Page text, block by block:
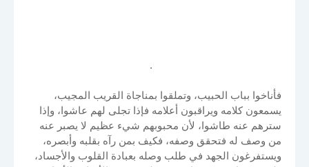
.
فأناخوا بباب الحبيب، وتملقوا بمناجاة القريب المجيب،
يسمعون كلامه ويراقبون أعلامه فإذا تجلى لهم عاشوا، وإذا
سترهم عنه طاشوا، لأن محبوبهم شيء عظيم لا يصبر عنه
من وصف له فتحقق وصفه، فكيف بمن رآه بقلبه وأبصره،
ويستفرغون الجهد في طلب وصله بعبادة القلوب والأجساد،